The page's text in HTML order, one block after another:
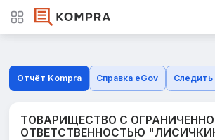
Отчёт Kompra Справка eGov Следить
ТОВАРИЩЕСТВО С
ОТВЕТСТВЕННОСТЬЮ